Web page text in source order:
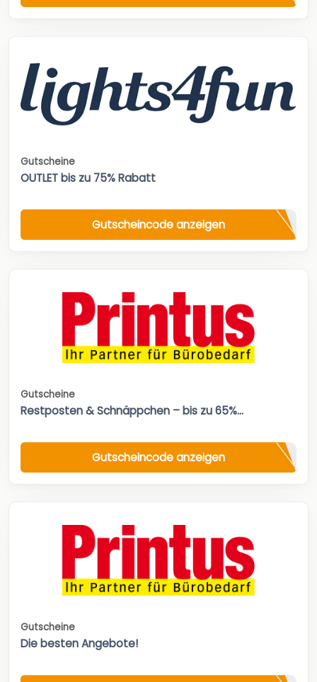
Gutscheine
OUTLET bis zu 75% Rabatt
Gutscheincode anzeigen
Gutscheine
Restposten & Schnäppchen – bis zu 65%...
Gutscheincode anzeigen
Gutscheine
Die besten Angebote!